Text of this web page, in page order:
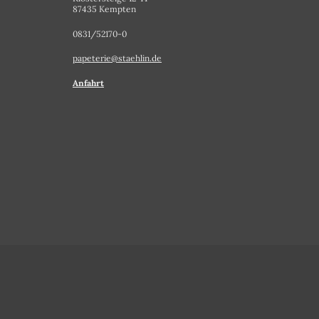
87435 Kempten
0831/52170-0
papeterie@staehlin.de
Anfahrt